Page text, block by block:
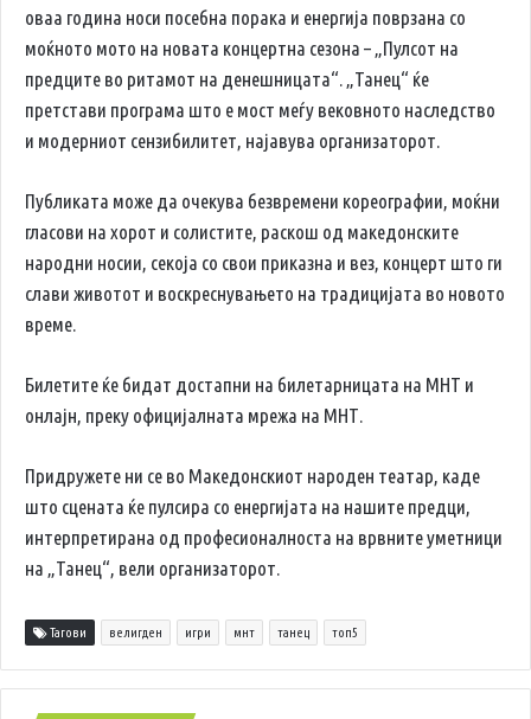
оваа година носи посебна порака и енергија поврзана со
моќното мото на новата концертна сезона – „Пулсот на
предците во ритамот на денешницата“. „Танец“ ќе
претстави програма што е мост меѓу вековното наследство
и модерниот сензибилитет, најавува организаторот.
Публиката може да очекува безвремени кореографии, моќни
гласови на хорот и солистите, раскош од македонските
народни носии, секоја со свои приказна и вез, концерт што ги
слави животот и воскреснувањето на традицијата во новото
време.
Билетите ќе бидат достапни на билетарницата на МНТ и
онлајн, преку официјалната мрежа на МНТ.
Придружете ни се во Македонскиот народен театар, каде
што сцената ќе пулсира со енергијата на нашите предци,
интерпретирана од професионалноста на врвните уметници
на „Танец“, вели организаторот.
Тагови велигден игри мнт танец топ5